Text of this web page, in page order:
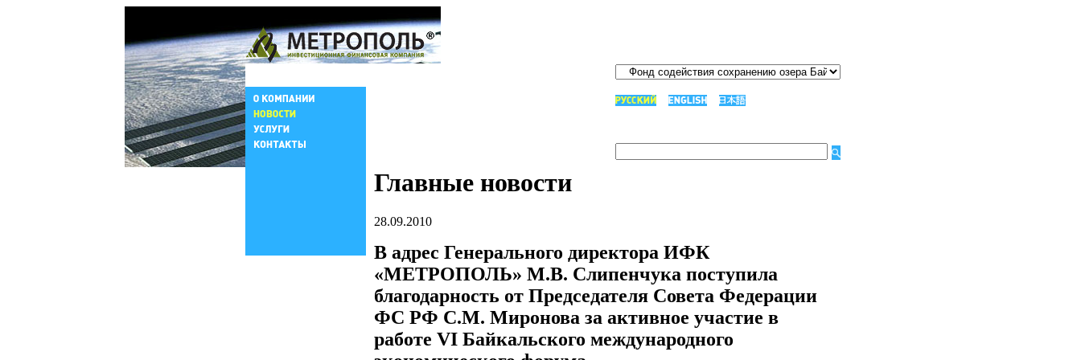
Главные новости
28.09.2010
В адрес Генерального директора ИФК
«МЕТРОПОЛЬ» М.В. Слипенчука поступила
благодарность от Председателя Совета Федерации
ФС РФ С.М. Миронова за активное участие в
работе VI Байкальского международного